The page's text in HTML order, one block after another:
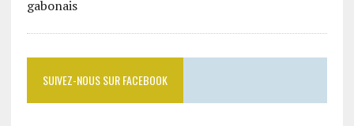
SUIVEZ-NOUS SUR FACEBOOK